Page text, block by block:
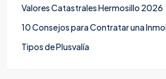
Valores Catastrales Hermosillo 2026
10 Consejos para Contratar una
Tipos de Plusvalía